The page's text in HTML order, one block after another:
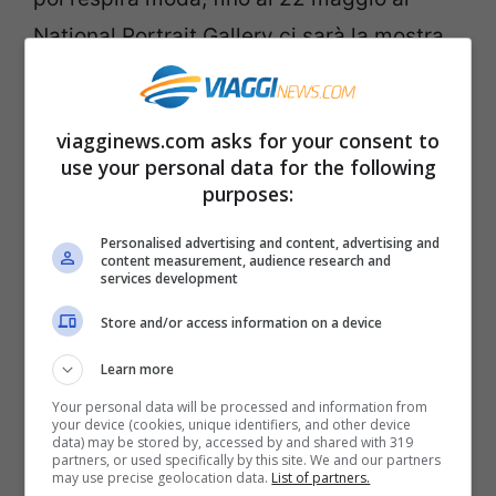
National Portrait Gallery ci sarà la mostra
“Vogue 100: A Century of Style”, con
stampe d’inizio secolo e servizi di moda
che hanno reso celebre la rivista.
con Rue du Faubourg Saint-Honoré è il
luogo imprescindibile da vedere. Eppure
non di soli vestiti vive l’uomo: per questo
potete concedervi una pausa al Choux
d’Enfer, una pasticceria davvero
insuperabile sia del punto di vista del
gusto sia per l’aria fashion che ci si respira.
viagginews.com asks for your consent to
use your personal data for the following
purposes:
Personalised advertising and content, advertising and
content measurement, audience research and
services development
Store and/or access information on a device
Learn more
Your personal data will be processed and information from
your device (cookies, unique identifiers, and other device
data) may be stored by, accessed by and shared with 319
partners, or used specifically by this site. We and our partners
may use precise geolocation data. List of partners.